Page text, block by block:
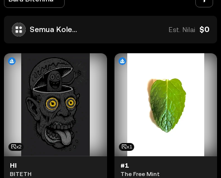
Semua Koleksi Est. Nilai $0
x2
HI
BITETH
x1
#1
The Free Mint